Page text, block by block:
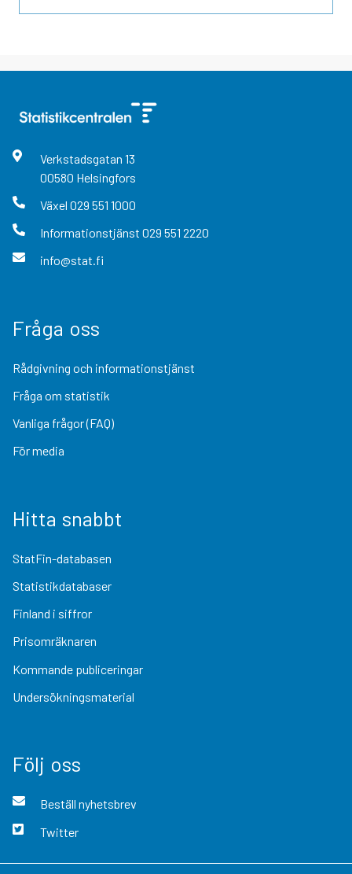
Verkstadsgatan 13
00580 Helsingfors
Växel 029 551 1000
Informationstjänst 029 551 2220
info@stat.fi
Fråga oss
Rådgivning och informationstjänst
Fråga om statistik
Vanliga frågor (FAQ)
För media
Hitta snabbt
StatFin-databasen
Statistikdatabaser
Finland i siffror
Prisomräknaren
Kommande publiceringar
Undersökningsmaterial
Följ oss
Beställ nyhetsbrev
Twitter